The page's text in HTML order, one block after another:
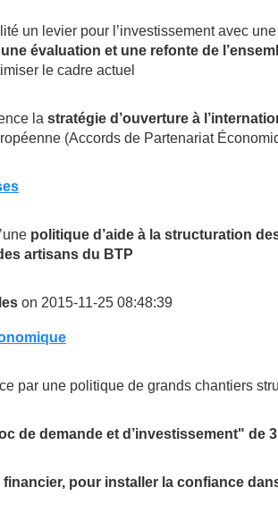
un levier pour l’investissement avec une
évaluation et une refonte de
le cadre actuel
la stratégie d’ouverture à
(Accords de Partenariat
politique d’aide à la structuration
artisans du BTP
on 2015-11-25 08:48:39
par une politique de grands chantiers
de demande et d’investissement" de
pour installer la confiance